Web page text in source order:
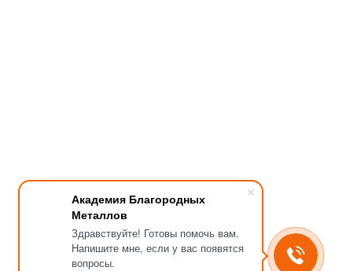
Академия Благородных
Металлов
Здравствуйте! Готовы помочь вам.
Напишите мне, если у вас появятся
вопросы.